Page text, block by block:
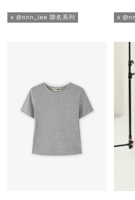
x @nnn_lee 聯名系列 x